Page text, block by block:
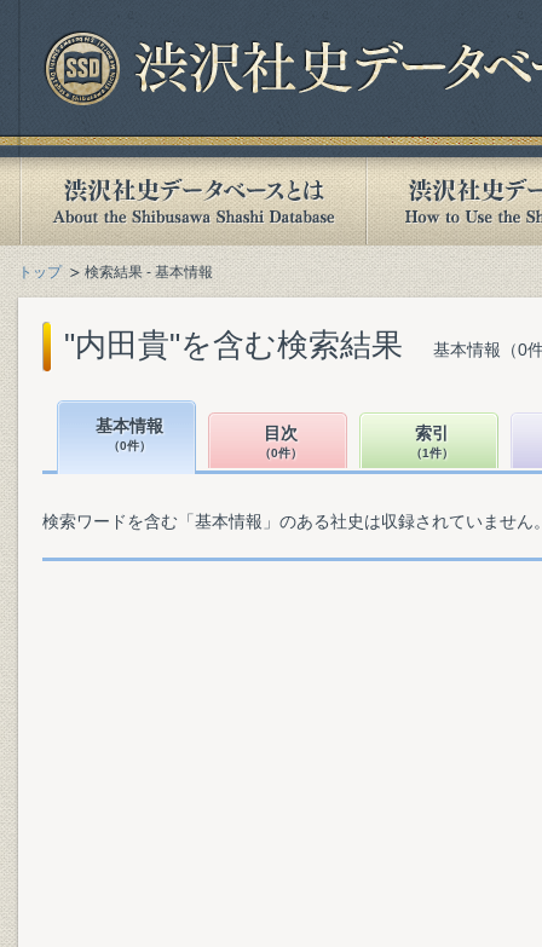
トップ 検索結果 - 基本情報
"内田貴"を含む検索結果 基本情報（0
基本情報
（0件）
目次
（0件）
索引
（1件）
検索ワードを含む「基本情報」のある社史は収録されていません